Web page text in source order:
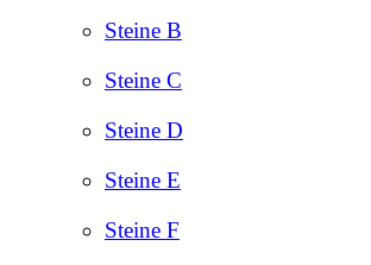
Steine B
Steine C
Steine D
Steine E
Steine F